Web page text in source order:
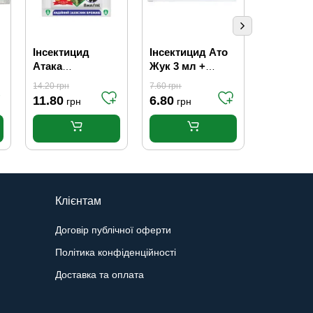
Інсектицид
Атака
Білокрилка 8 мл
14.20грн
11.80 грн
Інсектицид Ато
Жук 3 мл +
Авангард
Стимул 10 мл
7.60грн
6.80 грн
Клієнтам
Договір публічної оферти
Політика конфіденційності
Доставка та оплата